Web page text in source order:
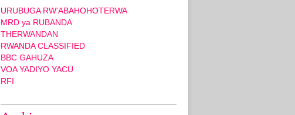
URUBUGA RW'ABAHOHOTERWA
MRD ya RUBANDA
THERWANDAN
RWANDA CLASSIFIED
BBC GAHUZA
VOA YADIYO YACU
RFI